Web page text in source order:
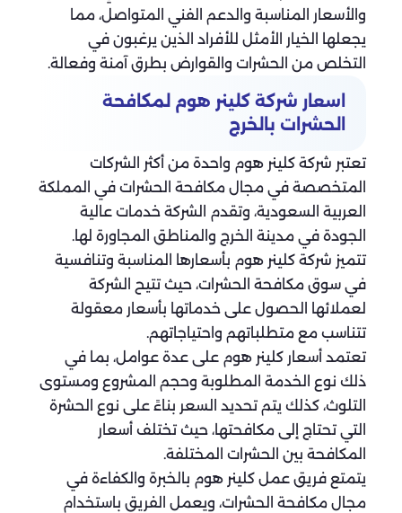
والأسعار المناسبة والدعم الفني المتواصل، مما
يجعلها الخيار الأمثل للأفراد الذين يرغبون في
التخلص من الحشرات والقوارض بطرق آمنة وفعالة.
اسعار شركة كلينر هوم لمكافحة
الحشرات بالخرج
تعتبر شركة كلينر هوم واحدة من أكثر الشركات
المتخصصة في مجال مكافحة الحشرات في المملكة
العربية السعودية، وتقدم الشركة خدمات عالية
الجودة في مدينة الخرج والمناطق المجاورة لها.
تتميز شركة كلينر هوم بأسعارها المناسبة وتنافسية
في سوق مكافحة الحشرات، حيث تتيح الشركة
لعملائها الحصول على خدماتها بأسعار معقولة
تتناسب مع متطلباتهم واحتياجاتهم.
تعتمد أسعار كلينر هوم على عدة عوامل، بما في
ذلك نوع الخدمة المطلوبة وحجم المشروع ومستوى
التلوث، كذلك يتم تحديد السعر بناءً على نوع الحشرة
التي تحتاج إلى مكافحتها، حيث تختلف أسعار
المكافحة بين الحشرات المختلفة.
يتمتع فريق عمل كلينر هوم بالخبرة والكفاءة في
مجال مكافحة الحشرات، ويعمل الفريق باستخدام